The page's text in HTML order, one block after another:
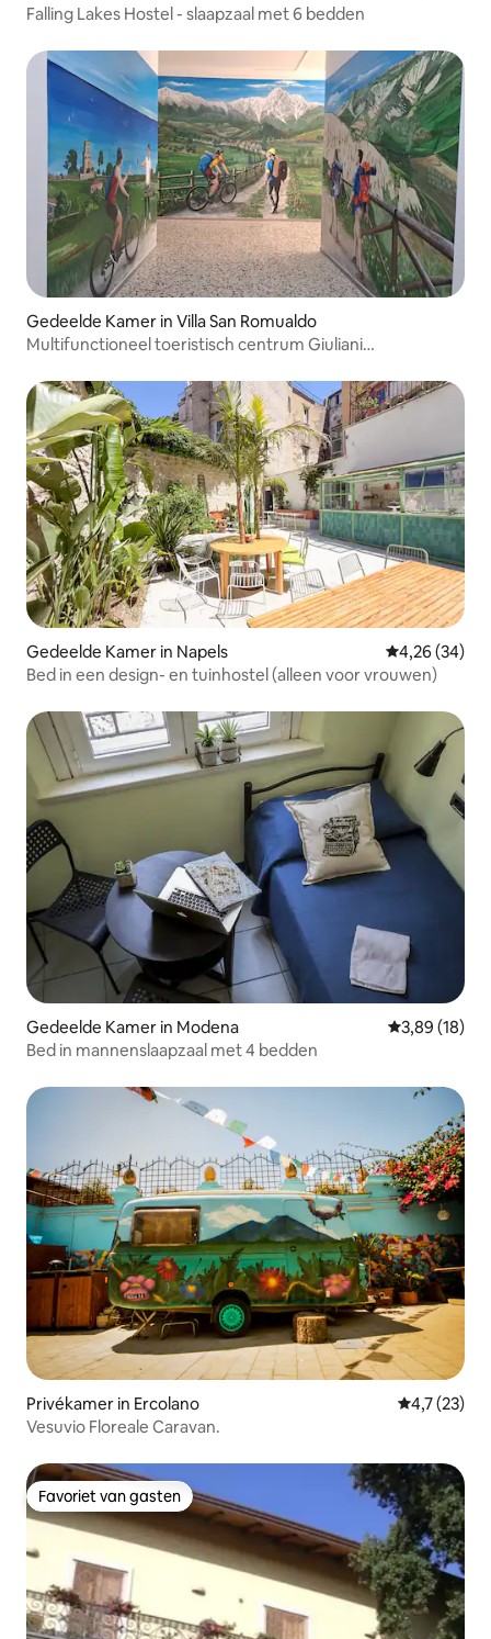
Falling Lakes Hostel - slaapzaal met 6 bedden
Gedeelde Kamer in Villa San Romualdo
Multifunctioneel toeristisch centrum Giuliani
Gedeelde Kamer in Napels Gemiddelde
4,26 (34)
Bed in een design- en tuinhostel (alleen voor vrouwen)
Gedeelde Kamer in Modena Gemiddelde
3,89 (18)
Bed in mannenslaapzaal met 4 bedden
Privékamer in Ercolano
4,7 (23)
Vesuvio Floreale Caravan.
Favoriet van gasten
Favoriet van gasten